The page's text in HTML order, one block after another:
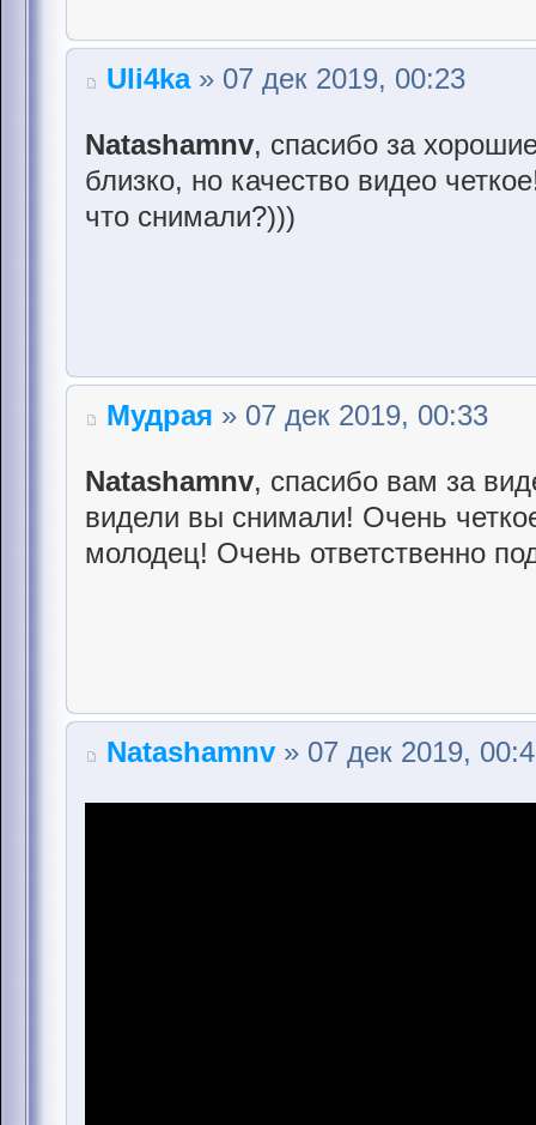
Uli4ka» 07 дек 2019, 00:23
Natashamnv, спасибо за
близко, но качество видео
что снимали?)))
Мудрая » 07 дек 2019, 00:33
Natashamnv, спасибо вам за
видели вы снимали! Очень
молодец! Очень ответственно
Natashamnv » 07 дек 2019,